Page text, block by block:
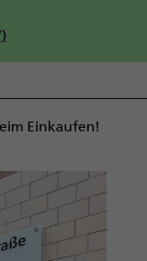
Einkaufen!